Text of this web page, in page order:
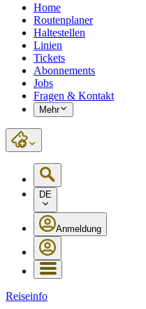
Home
Routenplaner
Haltestellen
Linien
Tickets
Abonnements
Jobs
Fragen & Kontakt
Mehr
DE
Anmeldung
Reiseinfo